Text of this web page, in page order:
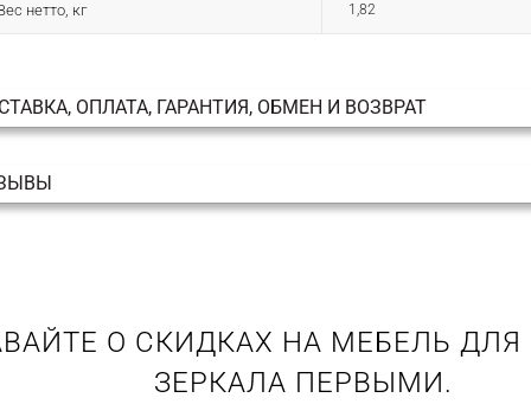
нетто, кг 1,82
ОПЛАТА, ГАРАНТИЯ, ОБМЕН И ВОЗВРАТ
О СКИДКАХ НА МЕБЕЛЬ
ЗЕРКАЛА ПЕРВЫМИ.